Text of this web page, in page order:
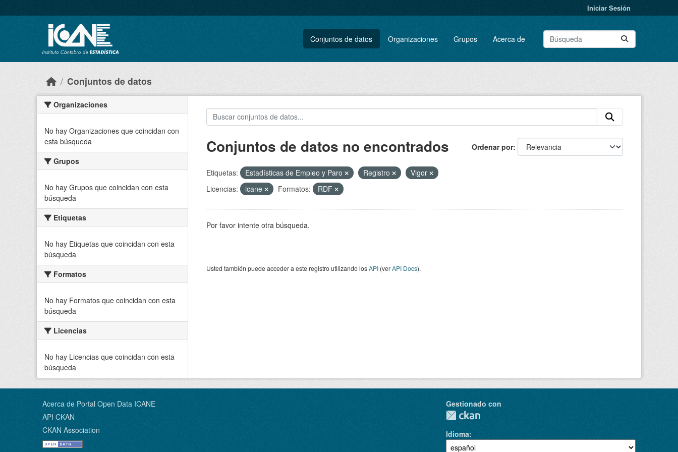
Iniciar Sesión
Conjuntos de datos Organizaciones Grupos Acerca de
Conjuntos de datos
Organizaciones
No hay Organizaciones que coincidan con
esta búsqueda
Grupos
No hay Grupos que coincidan con esta
búsqueda
Etiquetas
No hay Etiquetas que coincidan con esta
búsqueda
Formatos
No hay Formatos que coincidan con esta
búsqueda
Licencias
No hay Licencias que coincidan con esta
búsqueda
Ordenar por
Conjuntos de datos no encontrados
Etiquetas: Estadísticas de Empleo y Paro Registro
Vigor
Licencias:
icane Formatos: RDF
Por favor intente otra búsqueda.
Usted también puede acceder a este registro utilizando losAPI(verAPI Docs).
Acerca de Portal Open Data ICANE
API CKAN
CKAN Association
Gestionado con
Idioma